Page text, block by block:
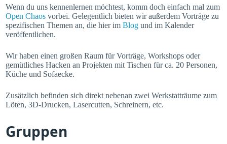
Wenn du uns kennenlernen möchtest, komm doch einfach mal zum
Open Chaos vorbei. Gelegentlich bieten wir außerdem Vorträge zu
spezifischen Themen an, die hier imBlog und im Kalender
veröffentlichen.
Wir haben einen großen Raum für Vorträge, Workshops oder
gemütliches Hacken an Projekten mit Tischen für ca. 20 Personen,
Küche und Sofaecke.
Zusätzlich befinden sich direkt nebenan zwei Werkstatträume zum
Löten, 3D-Drucken, Lasercutten, Schreinern, etc.
Gruppen